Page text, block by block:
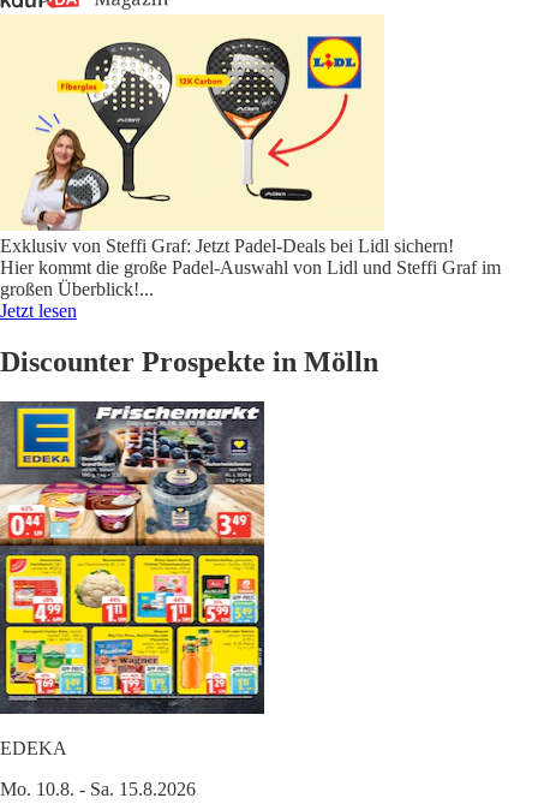
Exklusiv von Steffi Graf: Jetzt Padel-Deals bei Lidl sichern!
Hier kommt die große Padel-Auswahl von Lidl und Steffi Graf im
großen Überblick!...
Jetzt lesen
Discounter Prospekte in Mölln
EDEKA
Mo. 10.8. - Sa. 15.8.2026